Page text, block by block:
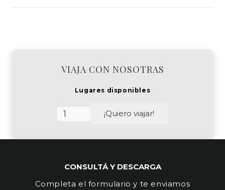
VIAJA CON NOSOTRAS
Lugares disponibles
Austria
Mercados
¡Quiero viajar!
CONSULTÁ Y DESCARGA
Completa el formulario y te enviamos